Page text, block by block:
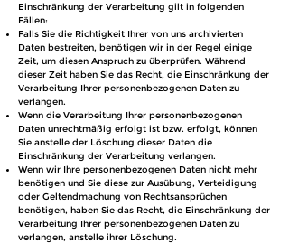
Einschränkung der Verarbeitung gilt in folgenden
Fällen:
Falls Sie die Richtigkeit Ihrer von uns archivierten
Daten bestreiten, benötigen wir in der Regel einige
Zeit, um diesen Anspruch zu überprüfen. Während
dieser Zeit haben Sie das Recht, die Einschränkung der
Verarbeitung Ihrer personenbezogenen Daten zu
verlangen.
Wenn die Verarbeitung Ihrer personenbezogenen
Daten unrechtmäßig erfolgt ist bzw. erfolgt, können
Sie anstelle der Löschung dieser Daten die
Einschränkung der Verarbeitung verlangen.
Wenn wir Ihre personenbezogenen Daten nicht mehr
benötigen und Sie diese zur Ausübung, Verteidigung
oder Geltendmachung von Rechtsansprüchen
benötigen, haben Sie das Recht, die Einschränkung der
Verarbeitung Ihrer personenbezogenen Daten zu
verlangen, anstelle ihrer Löschung.